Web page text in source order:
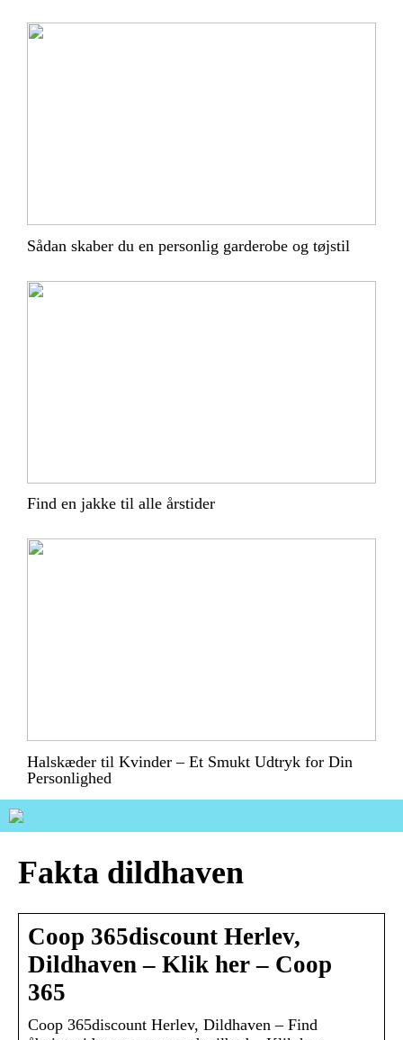
Sådan skaber du en personlig garderobe og tøjstil
Find en jakke til alle årstider
Halskæder til Kvinder – Et Smukt Udtryk for Din
Personlighed
Fakta dildhaven
Coop 365discount Herlev,
Dildhaven – Klik her – Coop
365
Coop 365discount Herlev, Dildhaven – Find